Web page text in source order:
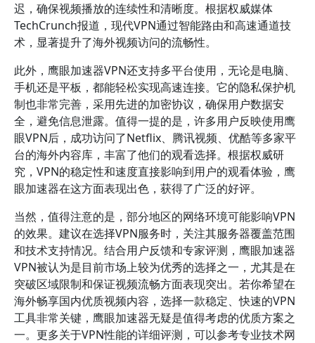
迟，确保视频播放的连续性和清晰度。根据权威媒体
TechCrunch报道，现代VPN通过智能路由和高速通道技
术，显著提升了海外视频访问的流畅性。
此外，鹰眼加速器VPN还支持多平台使用，无论是电脑、
手机还是平板，都能轻松实现高速连接。它的隐私保护机
制也非常完善，采用先进的加密协议，确保用户数据安
全，避免信息泄露。值得一提的是，许多用户反映使用鹰
眼VPN后，成功访问了Netflix、腾讯视频、优酷等多家平
台的海外内容库，丰富了他们的观看选择。根据权威研
究，VPN的稳定性和速度直接影响到用户的观看体验，鹰
眼加速器在这方面表现出色，获得了广泛的好评。
当然，值得注意的是，部分地区的网络环境可能影响VPN
的效果。建议在选择VPN服务时，关注其服务器覆盖范围
和技术支持情况。结合用户反馈和专家评测，鹰眼加速器
VPN被认为是目前市场上较为优秀的选择之一，尤其是在
突破区域限制和保证视频流畅方面表现突出。若你希望在
海外畅享国内优质视频内容，选择一款稳定、快速的VPN
工具非常关键，鹰眼加速器无疑是值得考虑的优质方案之
一。更多关于VPN性能的详细评测，可以参考专业技术网